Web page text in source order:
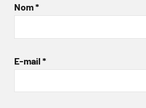
Nom*
E-mail *